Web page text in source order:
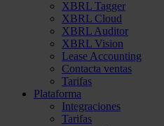
XBRL Tagger
XBRL Cloud
XBRL Auditor
XBRL Vision
Lease Accounting
Contacta ventas
Tarifas
Plataforma
Integraciones
Tarifas